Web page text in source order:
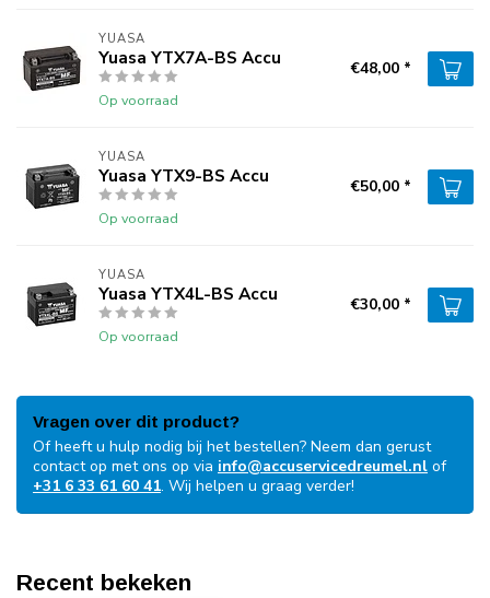
YUASA
Yuasa YTX7A-BS Accu
Op voorraad
€48,00 *
YUASA
Yuasa YTX9-BS Accu
Op voorraad
€50,00 *
YUASA
Yuasa YTX4L-BS Accu
Op voorraad
€30,00 *
Vragen over dit product?
Of heeft u hulp nodig bij het bestellen? Neem dan gerust
contact op met ons op via info@accuservicedreumel.nl of
+31 6 33 61 60 41. Wij helpen u graag verder!
Recent bekeken